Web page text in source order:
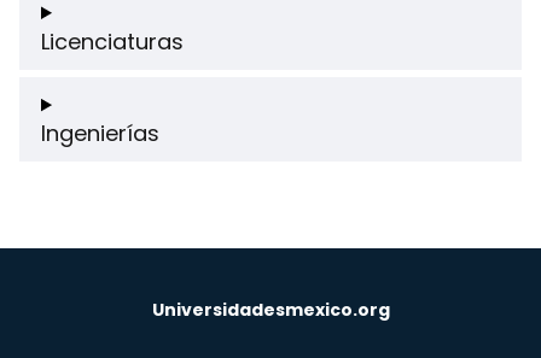
Licenciaturas
Ingenierías
Universidadesmexico.org